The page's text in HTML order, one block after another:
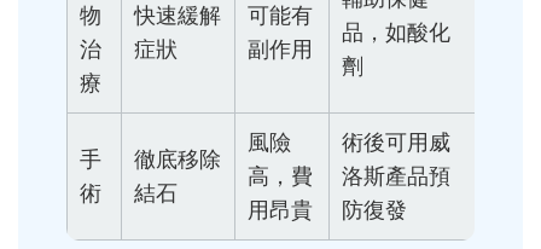
物
治
療
快速緩解
症狀
可能有
副作用
品，如酸化
劑
手
術
徹底移除
結石
風險
高，費
用昂貴
術後可用威
洛斯產品預
防復發